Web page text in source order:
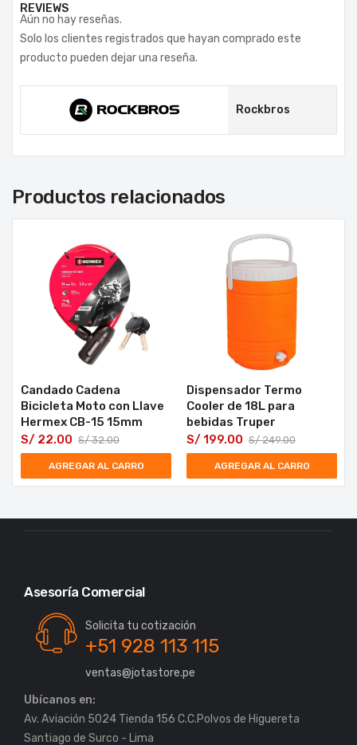
REVIEWS
Aún no hay reseñas.
Solo los clientes registrados que hayan comprado este
producto pueden dejar una reseña.
Rockbros
Productos relacionados
Candado Cadena
Bicicleta Moto con Llave
Hermex CB-15 15mm
S/32.00
S/ 22.00
AGREGAR AL CARRO
Dispensador Termo
Cooler de 18L para
bebidas Truper
S/249.00
S/199.00
AGREGAR AL CARRO
Asesoría Comercial
Solicita tu cotización
+51 928 113 115
ventas@jotastore.pe
Ubícanos en:
Av. Aviación 5024 Tienda 156 C.C.Polvos de Higuereta